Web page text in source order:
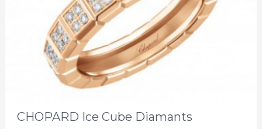
CHOPARD Ice Cube Diamants